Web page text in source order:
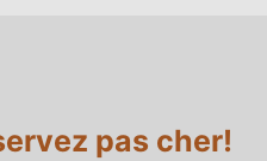
pas cher!